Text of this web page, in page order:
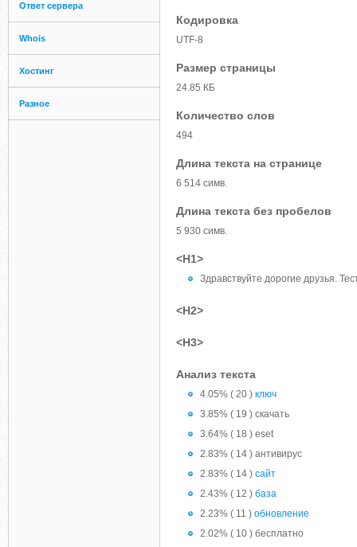
Ответ сервера
Whois
Хостинг
Разное
Кодировка
UTF-8
Размер страницы
24.85 КБ
Количество слов
494
Длина текста на странице
6 514 симв.
Длина текста без пробелов
5 930 симв.
<H1>
Здравствуйте дорогие друзья.
<H2>
<H3>
Анализ текста
4.05% ( 20 ) ключ
3.85% ( 19 ) скачать
3.64% ( 18 ) eset
2.83% ( 14 ) антивирус
2.83% ( 14 ) сайт
2.43% ( 12 ) база
2.23% ( 11 ) обновление
2.02% ( 10 ) бесплатно